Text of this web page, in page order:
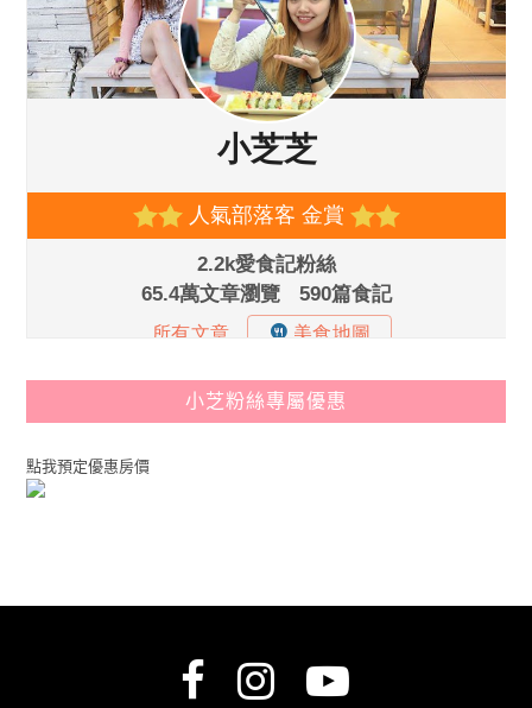
小芝粉絲專屬優惠
點我預定優惠房價